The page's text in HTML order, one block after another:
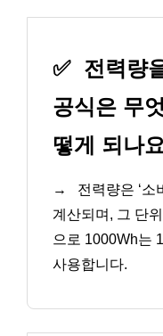
✅ 전력량
공식은 무
떻게 되나
→
전력량은 ‘소
계산되며, 그 단
으로 1000Wh는
사용합니다.